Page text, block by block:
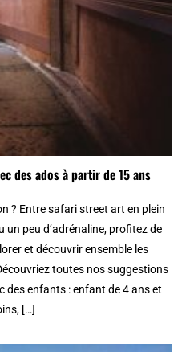
des ados à partir de 15 ans
? Entre safari street art en plein
un peu d’adrénaline, profitez de
et découvrir ensemble les
toutes nos suggestions
des enfants : enfant de 4 ans et
[…]